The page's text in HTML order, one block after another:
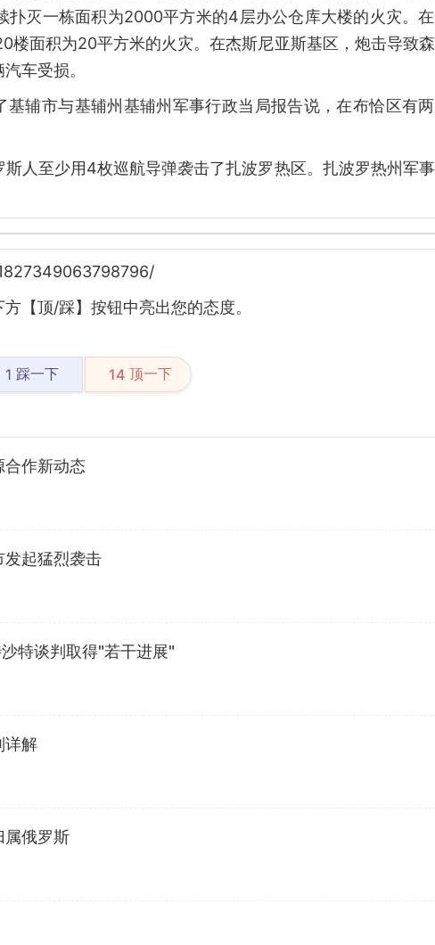
扑灭一栋面积为2000平方米的4层办公仓库大楼的火灾。
楼面积为20平方米的火灾。在杰斯尼亚斯基区，炮击导致
车受损。
辅市与基辅州基辅州军事行政当局报告说，在布恰区有
人至少用4枚巡航导弹袭击了扎波罗热区。扎波罗热州军
【顶/踩】按钮中亮出您的态度。
1 踩一下 14 顶一下
作新动态
发起猛烈袭击
特谈判取得"若干进展"
详解
属俄罗斯